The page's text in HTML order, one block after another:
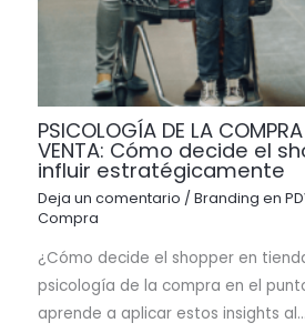
PSICOLOGÍA DE LA COMPRA
VENTA: Cómo decide el
influir estratégicamente
Deja un comentario /Branding en
Compra
¿Cómo decide el shopper en
psicología de la compra en el
aprende a aplicar estos insights al…